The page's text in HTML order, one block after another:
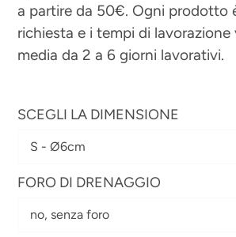
listino
a partire da 50€. Ogni prodotto
richiesta e i tempi di lavorazione
media da 2 a 6 giorni lavorativi.
SCEGLI LA DIMENSIONE
FORO DI DRENAGGIO